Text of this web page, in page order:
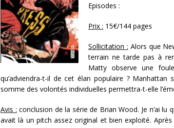
Episodes :
Prix : 15€/144 pages
Sollicitation : Alors que
terrain ne tarde pas à
Matty observe une
qu’adviendra-t-il de cet élan populaire ?
somme des volontés individuelles permettra-t-elle
Avis : conclusion de la série de Brian Wood. Je n’ai lu
avait là un pitch assez original et bien exploité.